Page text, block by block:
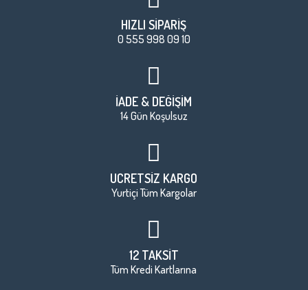
HIZLI SİPARİŞ
0 555 998 09 10
İADE & DEĞİŞİM
14 Gün Koşulsuz
ÜCRETSİZ KARGO
Yurtiçi Tüm Kargolar
12 TAKSİT
Tüm Kredi Kartlarına